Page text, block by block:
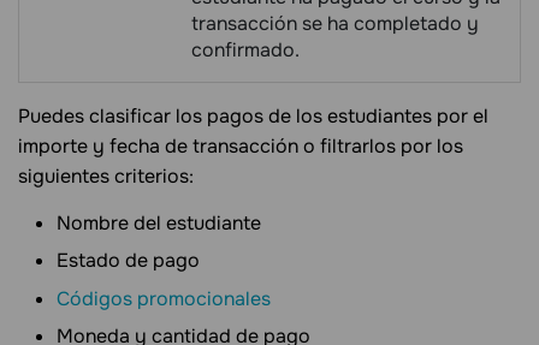
transacción se ha completado y
confirmado.
Puedes clasificar los pagos de los estudiantes por el
importe y fecha de transacción o filtrarlos por los
siguientes criterios:
Nombre del estudiante
Estado de pago
Códigos promocionales
Moneda y cantidad de pago